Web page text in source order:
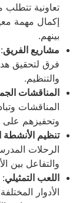
تعاونية
إكمال مهمة
بينهم.
مشاريع الفريق
فرق لتحقيق
والتنظيم.
المناقشات
المناقشات
وتحفيزهم على
تنظيم الأنشطة
الرحلات
والتفاعل بين
اللعب التمثيلي:
الأدوار